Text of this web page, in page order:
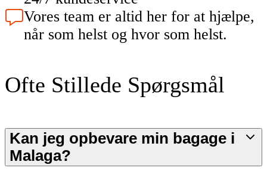
Vores team er altid her for at hjælpe,
når som helst og hvor som helst.
Ofte Stillede Spørgsmål
Kan jeg opbevare min bagage i
Malaga?